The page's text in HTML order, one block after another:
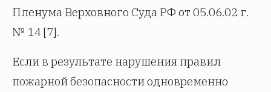
Пленума Верховного Суда РФ от 05.06.02 г.
№ 14 [7].
Если в результате нарушения правил
пожарной безопасности одновременно